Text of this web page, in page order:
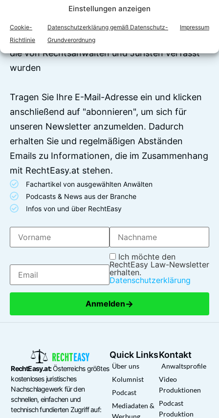
Einstellungen anzeigen
Cookie-
Richtlinie
Datenschutzerklärung gemäß Datenschutz-
Grundverordnung
Impressum
anmelden!
Auf RechtEasy befinden sich über 7500
Begriffserklärungen und juristische Ratgeber,
die von Rechtsanwälten und Juristen verfasst
wurden
Tragen Sie Ihre E-Mail-Adresse ein und klicken
anschließend auf "abonnieren", um sich für
unseren Newsletter anzumelden. Dadurch
erhalten Sie und regelmäßigen Abständen
Emails zu Informationen, die im Zusammenhang
mit RechtEasy.at stehen.
Fachartikel von ausgewählten Anwälten
Podcasts & News aus der Branche
Infos von und über RechtEasy
Ich möchte den
RechtEasy Law-Newsletter
erhalten.
Datenschutzerklärung
Anmelden→
RechtEasy.at:Österreichs größtes
kostenloses juristisches
Nachschlagewerk für den
schnellen, einfachen und
technisch fundierten Zugriff auf:
Quick Links
Über uns
Kolumnist
Podcast
Mediadaten &
Werbung
Kontakt
Anwaltsprofile
Video
Produktionen
Podcast
Produktion